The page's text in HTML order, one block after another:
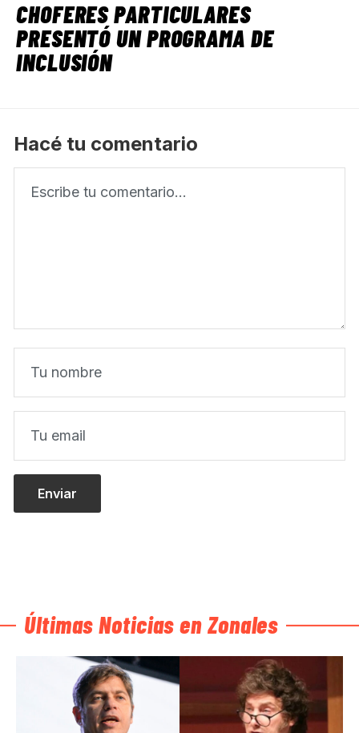
CHOFERES PARTICULARES
PRESENTÓ UN PROGRAMA DE
INCLUSIÓN
Hacé tu comentario
Últimas Noticias en Zonales